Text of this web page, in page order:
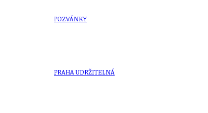
POZVÁNKY
PRAHA UDRŽITELNÁ